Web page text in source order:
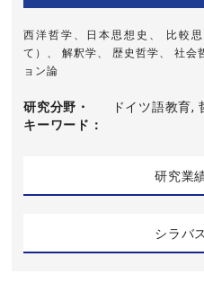
西洋哲学、日本思想史、 比較
て）、 解釈学、 歴史哲学、 社会
ョン論
研究分野・
キーワード
ドイツ語教育,
研究業
シラバ